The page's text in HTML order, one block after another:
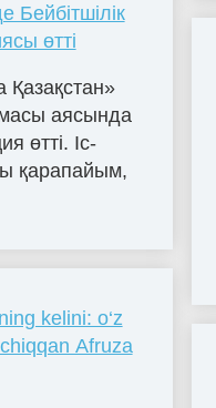
Бейбітшілік
өтті
аясында
өтті. Іс-
қарапайым,
kelini: o‘z
Afruza